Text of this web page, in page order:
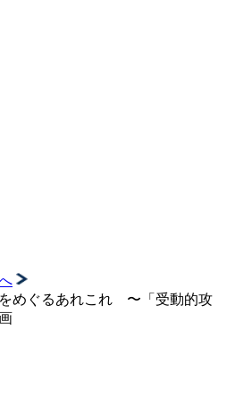
をめぐるあれこれ 〜「受動的攻